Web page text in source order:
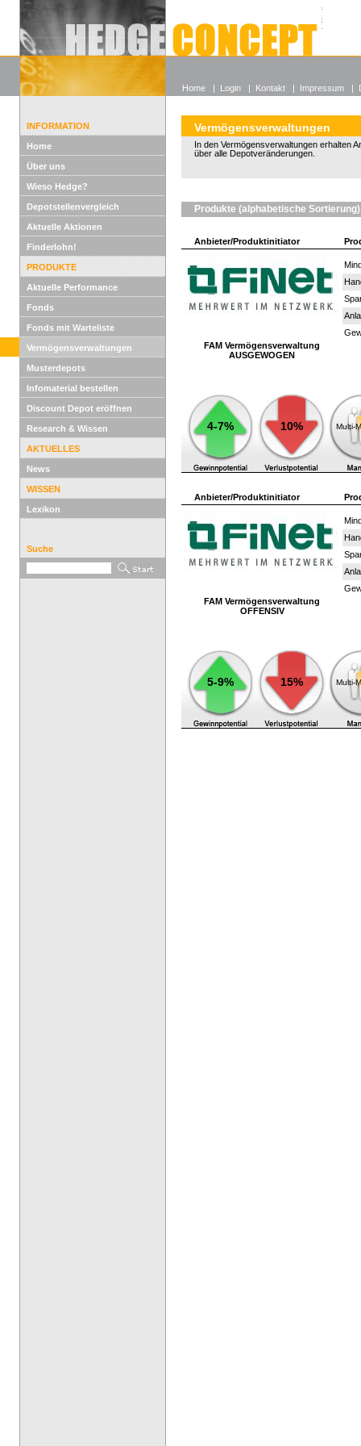
Alle
Wieso
INFORMATION
Home
Über uns
Wieso Hedge?
Depotstellenvergleich
Aktuelle Aktionen
Finderlohn!
PRODUKTE
Aktuelle Performance
Fonds
Fonds mit Warteliste
Vermögensverwaltungen
Musterdepots
Infomaterial bestellen
Discount Depot eröffnen
Research & Wissen
AKTUELLES
News
WISSEN
Lexikon
Suche
Vermögensverwaltungen
In den Vermögensverwaltungen erhalten
über alle Depotveränderungen.
Produkte (alphabetische Sortierung)
Anbieter/Produktinitiator
FAM Vermögensverwaltung
AUSGEWOGEN
4-7% 10% Multi-
Anbieter/Produktinitiator
FAM Vermögensverwaltung
OFFENSIV
5-9% 15% Multi-
Home | Login | Kontakt | Impressum |